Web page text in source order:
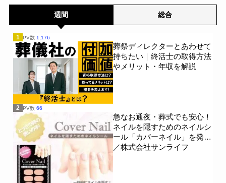
週間 総合
1 PV数 1,176
葬祭ディレクターとあわせて
持ちたい｜終活士の取得方法
やメリット・年収を解説
2 PV数 66
急なお通夜・葬式でも安心！
ネイルを隠すためのネイルシ
ール「カバーネイル」を発売
／株式会社サンライフ